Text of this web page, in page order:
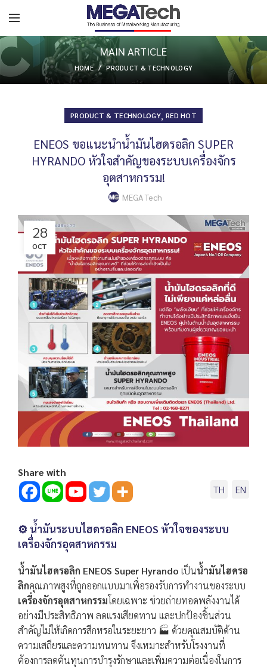
MAIN ARTICLE
HOME PRODUCT & TECHNOLOGY
PRODUCT & TECHNOLOGY, RED HOT
ENEOS ขอแนะนำน้ำมันไฮดรอลิก SUPER
HYRANDO หัวใจสำคัญของระบบเครื่องจักร
อุตสาหกรรม!
MEGA Tech
28
OCT
Share with
TH
EN
⚙️ น้ำมันระบบไฮดรอลิก ENEOS หัวใจของระบบ
เครื่องจักรอุตสาหกรรม
น้ำมันไฮดรอลิก ENEOS Super Hyrando เป็นน้ำมันไฮดรอ
ลิกคุณภาพสูงที่ถูกออกแบบมาเพื่อรองรับการทำงานของระบบ
เครื่องจักรอุตสาหกรรมโดยเฉพาะ ช่วยถ่ายทอดพลังงานได้
อย่างมีประสิทธิภาพ ลดแรงเสียดทาน และปกป้องชิ้นส่วน
สำคัญไม่ให้เกิดการสึกหรอในระยะยาว 🏭 ด้วยคุณสมบัติด้าน
ความเสถียรและความทนทาน จึงเหมาะสำหรับโรงงานที่
ต้องการลดต้นทุนการบำรุงรักษาและเพิ่มความต่อเนื่องในการ